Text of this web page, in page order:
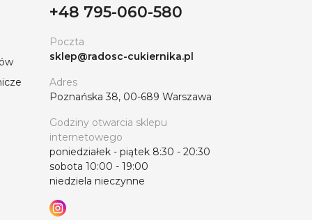
+48 795-060-580
Poczta
sklep@radosc-cukiernika.pl
Adres
Poznańska 38, 00-689 Warszawa
Godziny otwarcia sklepu
internetowego
poniedziałek - piątek 8:30 - 20:30
sobota 10:00 - 19:00
niedziela nieczynne